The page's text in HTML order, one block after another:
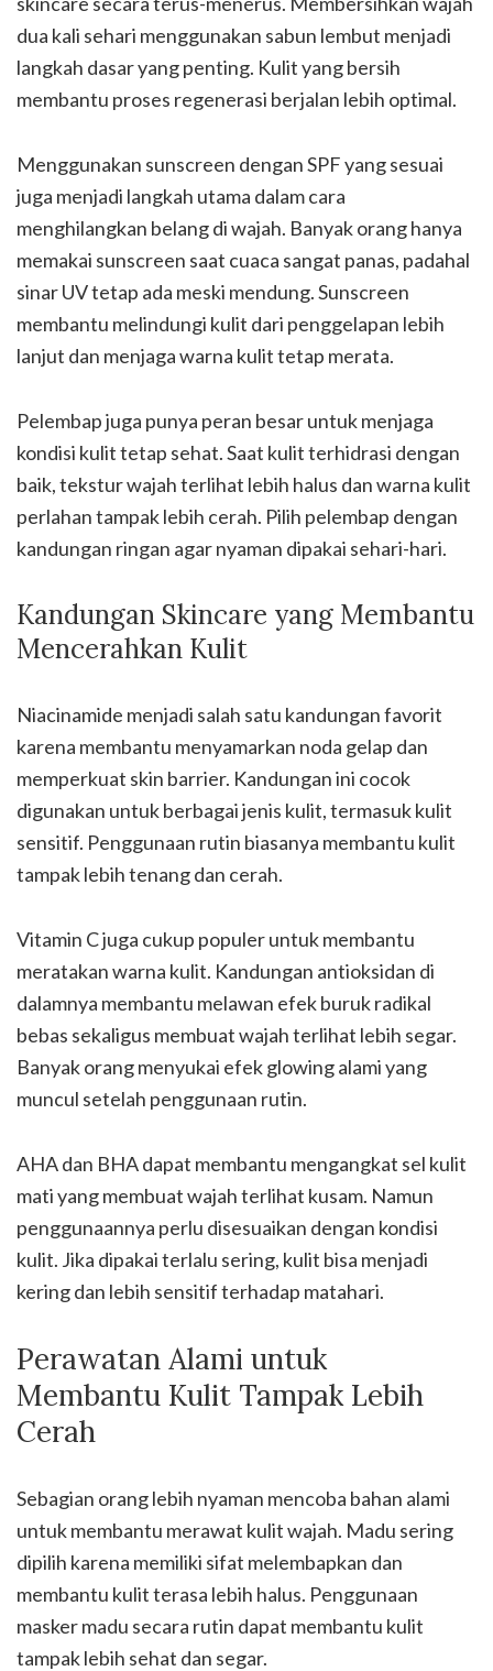
dua kali sehari menggunakan sabun lembut menjadi
langkah dasar yang penting. Kulit yang bersih
membantu proses regenerasi berjalan lebih optimal.
Menggunakan sunscreen dengan SPF yang sesuai
juga menjadi langkah utama dalam cara
menghilangkan belang di wajah. Banyak orang hanya
memakai sunscreen saat cuaca sangat panas, padahal
sinar UV tetap ada meski mendung. Sunscreen
membantu melindungi kulit dari penggelapan lebih
lanjut dan menjaga warna kulit tetap merata.
Pelembap juga punya peran besar untuk menjaga
kondisi kulit tetap sehat. Saat kulit terhidrasi dengan
baik, tekstur wajah terlihat lebih halus dan warna kulit
perlahan tampak lebih cerah. Pilih pelembap dengan
kandungan ringan agar nyaman dipakai sehari-hari.
Kandungan Skincare yang Membantu
Mencerahkan Kulit
Niacinamide menjadi salah satu kandungan favorit
karena membantu menyamarkan noda gelap dan
memperkuat skin barrier. Kandungan ini cocok
digunakan untuk berbagai jenis kulit, termasuk kulit
sensitif. Penggunaan rutin biasanya membantu kulit
tampak lebih tenang dan cerah.
Vitamin C juga cukup populer untuk membantu
meratakan warna kulit. Kandungan antioksidan di
dalamnya membantu melawan efek buruk radikal
bebas sekaligus membuat wajah terlihat lebih segar.
Banyak orang menyukai efek glowing alami yang
muncul setelah penggunaan rutin.
AHA dan BHA dapat membantu mengangkat sel kulit
mati yang membuat wajah terlihat kusam. Namun
penggunaannya perlu disesuaikan dengan kondisi
kulit. Jika dipakai terlalu sering, kulit bisa menjadi
kering dan lebih sensitif terhadap matahari.
Perawatan Alami untuk
Membantu Kulit Tampak Lebih
Cerah
Sebagian orang lebih nyaman mencoba bahan alami
untuk membantu merawat kulit wajah. Madu sering
dipilih karena memiliki sifat melembapkan dan
membantu kulit terasa lebih halus. Penggunaan
masker madu secara rutin dapat membantu kulit
tampak lebih sehat dan segar.